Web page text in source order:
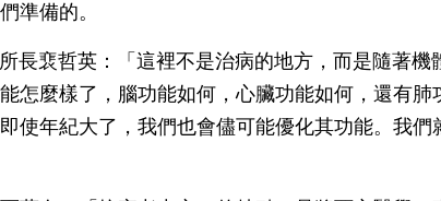
準備的。
長裵哲英：「這裡不是治病的地方，而是隨著機
怎麼樣了，腦功能如何，心臟功能如何，還有
使年紀大了，我們也會儘可能優化其功能。我們